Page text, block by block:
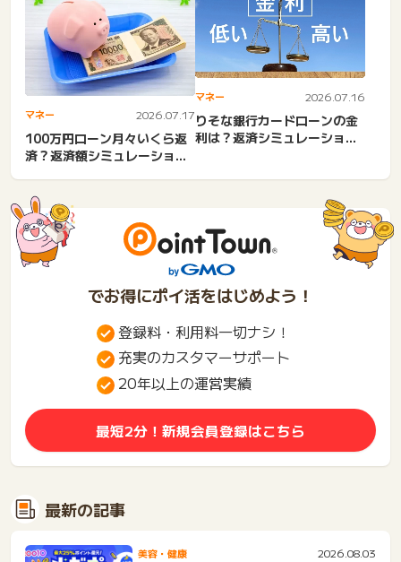
マネー 2026.07.17
100万円ローン月々いくら返
済？返済額シミュレーショ
マネー 2026.07.16
りそな銀行カードローンの金
利は？返済シミュレーション
でお得にポイ活をはじめよう！
登録料・利用料一切ナシ！
充実のカスタマーサポート
20年以上の運営実績
最短2分！新規会員登録はこちら
最新の記事
美容・健康 2026.08.03